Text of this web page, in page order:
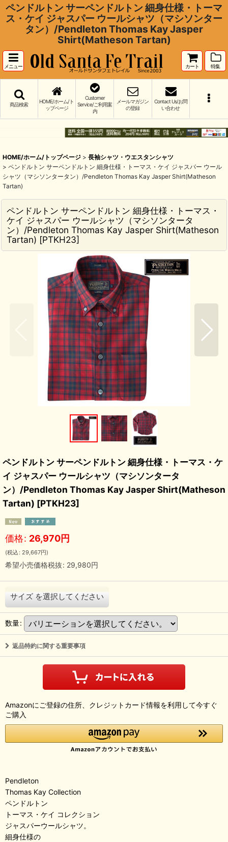
ペンドルトン サーペンドルトン 細身仕様・トーマ
ス・ケイ ジャスパー ウールシャツ（マシソンター
タン）/Pendleton Thomas Kay Jasper
Shirt(Matheson Tartan)
メニュー カート 特集
商品検索
HOME/ホーム/ト
ップページ
Customer
Service/ご利用案
内
メールマガジン
の登録
Contact Us/お問
い合わせ
HOME/ホーム/トップページ > 長袖シャツ・ウエスタンシャツ
> ペンドルトン サーペンドルトン 細身仕様・トーマス・ケイ ジャスパー ウール
シャツ（マシソンタータン）/Pendleton Thomas Kay Jasper Shirt(Matheson
Tartan)
ペンドルトン サーペンドルトン 細身仕様・トーマス・
ケイ ジャスパー ウールシャツ（マシソンタータ
ン）/Pendleton Thomas Kay Jasper Shirt(Matheson
Tartan) [PTKH23]
ペンドルトン サーペンドルトン 細身仕様・トーマス・ケ
イ ジャスパー ウールシャツ（マシソンタータ
ン）/Pendleton Thomas Kay Jasper Shirt(Matheson
Tartan) [PTKH23]
価格: 26,970円
(税込 : 29,667円)
希望小売価格税抜: 29,980円
サイズ を選択してください
数量:
返品特約に関する重要事項
Amazonにご登録の住所、クレジットカード情報を利用して今すぐ
ご購入
Pendleton
Thomas Kay Collection
ペンドルトン
トーマス・ケイ コレクション
ジャスパーウールシャツ。
細身仕様の